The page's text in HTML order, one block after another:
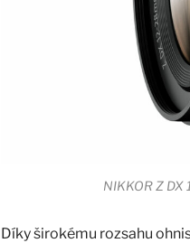
NIKKOR Z
Díky širokému rozsahu